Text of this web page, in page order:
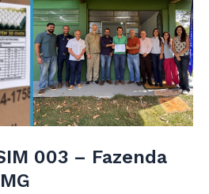
003 – Fazenda